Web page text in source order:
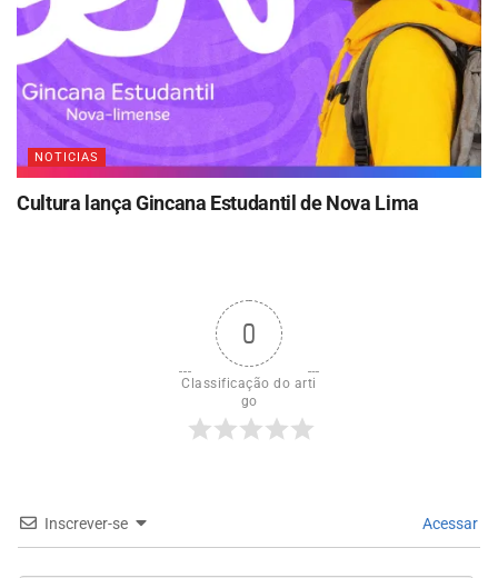
NOTICIAS
Cultura lança Gincana Estudantil de Nova Lima
0
Classificação do arti
go
Inscrever-se Acessar